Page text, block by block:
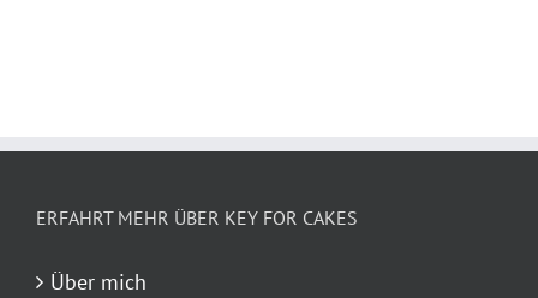
ERFAHRT MEHR ÜBER KEY FOR CAKES
Über mich